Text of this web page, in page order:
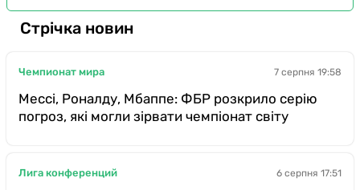
Стрічка новин
Чемпионат мира 7 серпня 19:58
Мессі, Роналду, Мбаппе: ФБР розкрило серію
погроз, які могли зірвати чемпіонат світу
Лига конференций 6 серпня 17:51